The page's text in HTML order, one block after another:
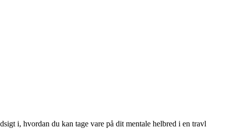
i, hvordan du kan tage vare på dit mentale helbred i en travl